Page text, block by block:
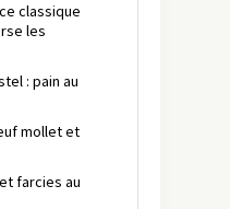
classique
les
: pain au
mollet et
farcies au